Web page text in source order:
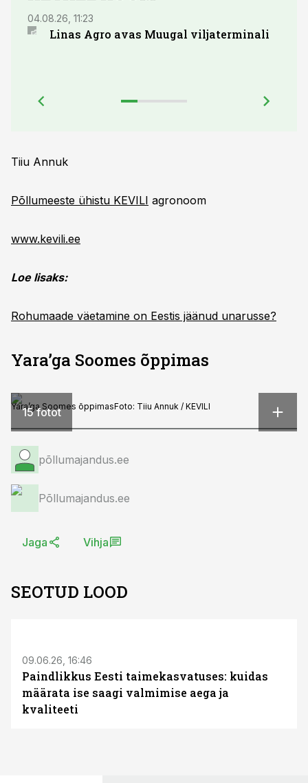
04.08.26, 11:23
Linas Agro avas Muugal viljaterminali
Tiiu Annuk
Põllumeeste ühistu KEVILI agronoom
www.kevili.ee
Loe lisaks:
Rohumaade väetamine on Eestis jäänud unarusse?
Yara’ga Soomes õppimas
15 fotot
Yara’ga Soomes õppimasFoto: Tiiu Annuk / KEVILI
põllumajandus.ee
Põllumajandus.ee
Jaga Vihja
SEOTUD LOOD
09.06.26, 16:46
Paindlikkus Eesti taimekasvatuses: kuidas
määrata ise saagi valmimise aega ja
kvaliteeti